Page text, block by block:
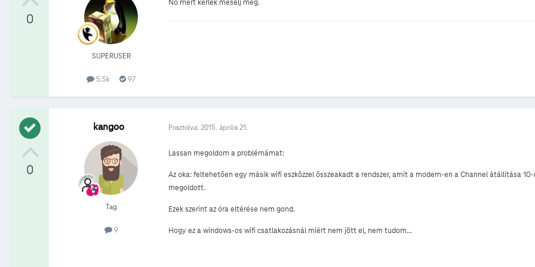
0
SUPERUSER
5.5k 97
No mért kérlek mesélj még.
0
kangoo
Tag
9
Posztolva: 2015. április 21.
Lassan megoldom a problémámat:
Az oka: feltehetően egy másik wifi eszközzel összeakadt a rendszer, amit a modem-en a Channel átállítása
megoldott.
Ezek szerint az óra eltérése nem gond.
Hogy ez a windows-os wifi csatlakozásnál miért nem jött el, nem tudom...